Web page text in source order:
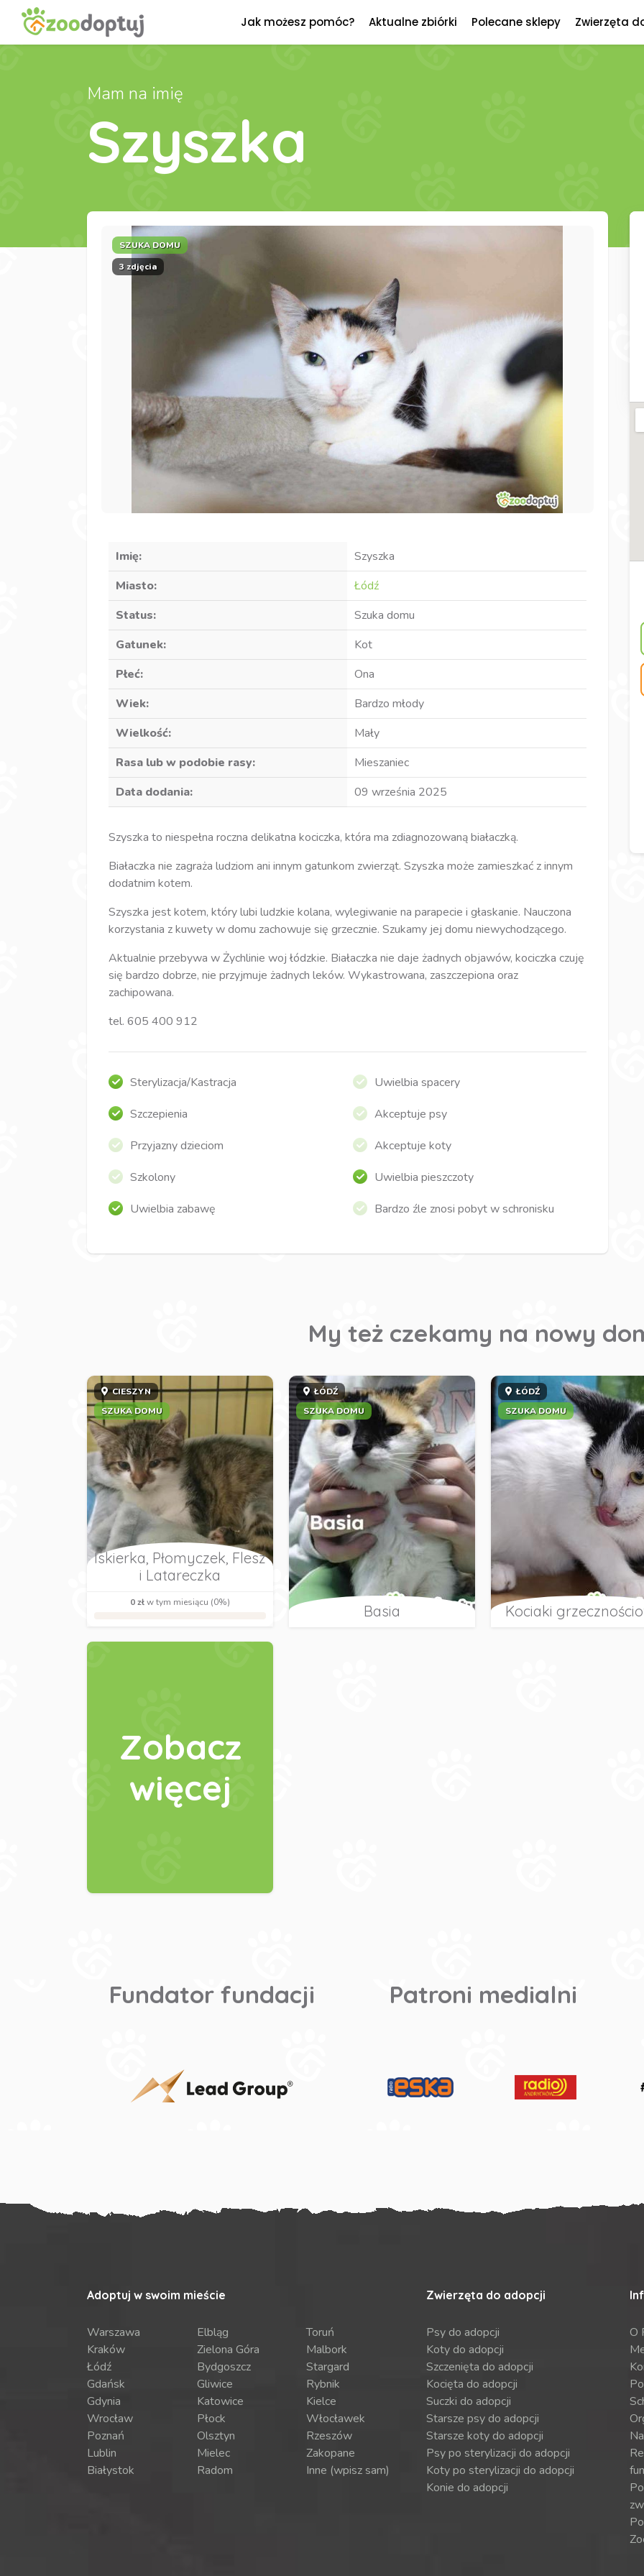
Jak możesz pomóc? Aktualne zbiórki Polecane sklepy Zwierzęta
Mam na imię
Szyszka
SZUKA DOMU
3 zdjęcia
Imię:
Szyszka
Miasto:
Łódź
Status:
Szuka domu
Gatunek:
Kot
Płeć:
Ona
Wiek:
Bardzo młody
Wielkość:
Mały
Rasa lub w podobie rasy:
Mieszaniec
Data dodania:
09 września 2025
Szyszka to niespełna roczna delikatna kociczka, która ma zdiagnozowaną białaczką.
Białaczka nie zagraża ludziom ani innym gatunkom zwierząt. Szyszka może zamieszkać z innym
dodatnim kotem.
Szyszka jest kotem, który lubi ludzkie kolana, wylegiwanie na parapecie i głaskanie. Nauczona
korzystania z kuwety w domu zachowuje się grzecznie. Szukamy jej domu niewychodzącego.
Aktualnie przebywa w Żychlinie woj łódzkie. Białaczka nie daje żadnych objawów, kociczka czuję
się bardzo dobrze, nie przyjmuje żadnych leków. Wykastrowana, zaszczepiona oraz
zachipowana.
tel. 605 400 912
Sterylizacja/Kastracja
Szczepienia
Przyjazny dzieciom
Szkolony
Uwielbia zabawę
Uwielbia spacery
Akceptuje psy
Akceptuje koty
Uwielbia pieszczoty
Bardzo źle znosi pobyt w schronisku
My też czekamy na nowy
CIESZYN
SZUKA DOMU
Iskierka, Płomyczek, Flesz
i Latareczka
0 złw tym miesiącu (0%)
ŁÓDŹ
SZUKA DOMU
Basia
ŁÓDŹ
SZUKA DOMU
Kociaki
Zobacz
więcej
Fundator fundacji Patroni medialni
Adoptuj w swoim mieście
Warszawa
Kraków
Łódź
Gdańsk
Gdynia
Wrocław
Poznań
Lublin
Białystok
Elbląg
Zielona Góra
Bydgoszcz
Gliwice
Katowice
Płock
Olsztyn
Mielec
Radom
Toruń
Malbork
Stargard
Rybnik
Kielce
Włocławek
Rzeszów
Zakopane
Inne (wpisz sam)
Zwierzęta do adopcji
Psy do adopcji
Koty do adopcji
Szczenięta do adopcji
Kocięta do adopcji
Suczki do adopcji
Starsze psy do adopcji
Starsze koty do adopcji
Psy po sterylizacji do adopcji
Koty po sterylizacji do adopcji
Konie do adopcji
O